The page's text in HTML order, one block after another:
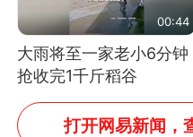
00:44
大雨将至一家老小6分钟
抢收完1千斤稻谷
打开网易新闻，